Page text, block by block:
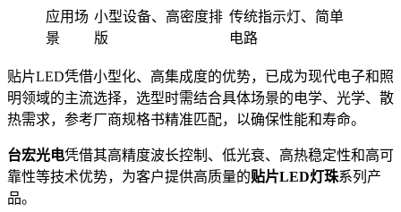
应用场
景
小型设备、高密度排
版
传统指示灯、简单
电路
贴片LED凭借小型化、高集成度的优势，已成为现代电子和照
明领域的主流选择，选型时需结合具体场景的电学、光学、散
热需求，参考厂商规格书精准匹配，以确保性能和寿命。
台宏光电凭借其高精度波长控制、低光衰、高热稳定性和高可
靠性等技术优势，为客户提供高质量的贴片LED灯珠系列产
品。